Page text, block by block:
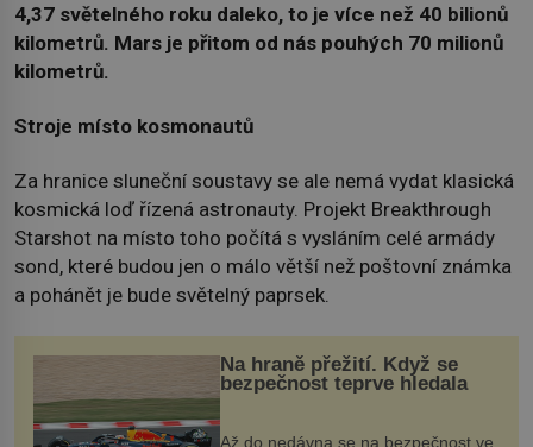
4,37 světelného roku daleko, to je více než 40 bilionů
kilometrů. Mars je přitom od nás pouhých 70 milionů
kilometrů.
Stroje místo kosmonautů
Za hranice sluneční soustavy se ale nemá vydat klasická
kosmická loď řízená astronauty. Projekt Breakthrough
Starshot na místo toho počítá s vysláním celé armády
sond, které budou jen o málo větší než poštovní známka
a pohánět je bude světelný paprsek.
Na hraně přežití. Když se
bezpečnost teprve hledala
Až do nedávna se na bezpečnost ve